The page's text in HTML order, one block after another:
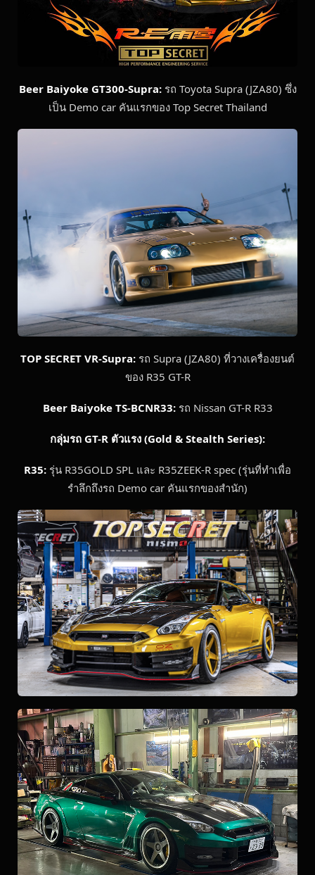
Beer Baiyoke GT300-Supra:รถ Toyota Supra (JZA80) ซึ่ง
เป็น Demo car คันแรกของ Top Secret Thailand
TOP SECRET VR-Supra: รถ Supra (JZA80) ที่วางเครื่องยนต์
ของ R35 GT-R
Beer Baiyoke TS-BCNR33:รถ Nissan GT-R R33
กลุ่มรถ GT-R ตัวแรง (Gold & Stealth Series):
R35: รุ่น R35GOLD SPL และ R35ZEEK-R spec (รุ่นที่ทำเพื่อ
รำลึกถึงรถ Demo car คันแรกของสำนัก)